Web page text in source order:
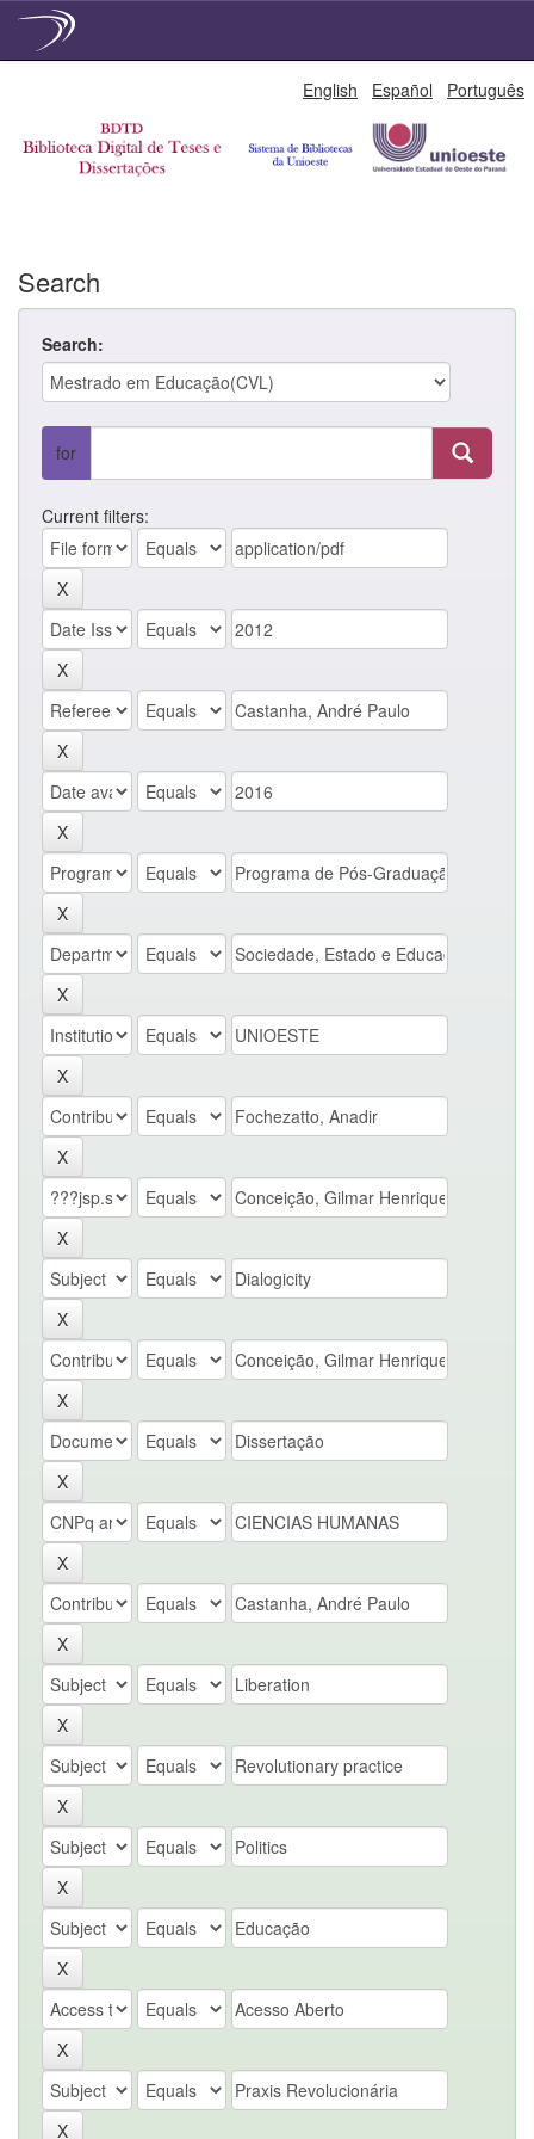
English Español Português
Search
Search:
for
Current filters: